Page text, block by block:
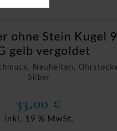
Neuheiten,
Silber
ohne Stein Kugel
gelb vergoldet
33,00 €
inkl. 19 % MwSt.